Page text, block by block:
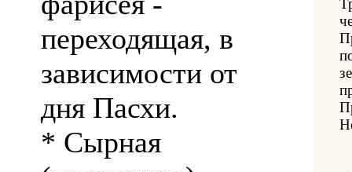
переходящая, в
зависимости от
дня Пасхи.
* Сырная